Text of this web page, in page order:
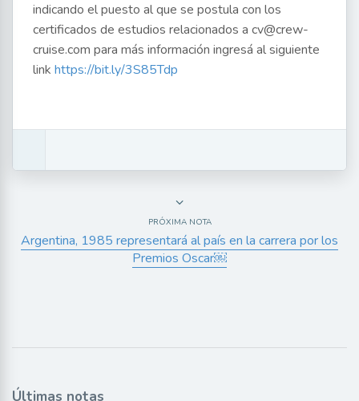
indicando el puesto al que se postula con los
certificados de estudios relacionados a cv@crew-
cruise.com para más información ingresá al siguiente
link https://bit.ly/3S85Tdp
PRÓXIMA NOTA
Argentina, 1985 representará al país en la carrera por los
Premios Oscar￼
Últimas notas